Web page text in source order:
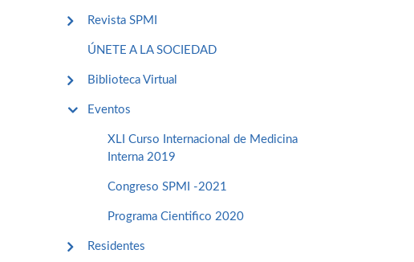
Revista SPMI
ÚNETE A LA SOCIEDAD
Biblioteca Virtual
Eventos
XLI Curso Internacional de Medicina
Interna 2019
Congreso SPMI -2021
Programa Cientifico 2020
Residentes